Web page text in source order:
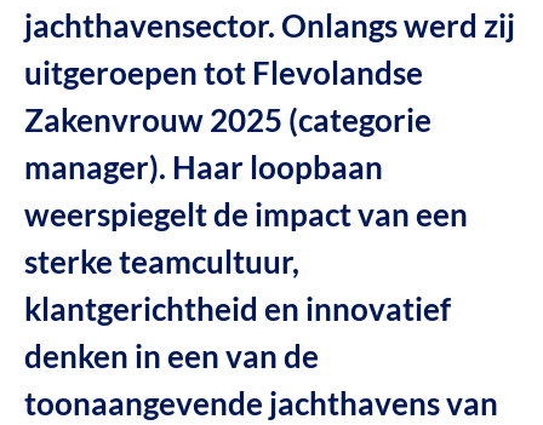
jachthavensector. Onlangs werd zij
uitgeroepen tot Flevolandse
Zakenvrouw 2025 (categorie
manager). Haar loopbaan
weerspiegelt de impact van een
sterke teamcultuur,
klantgerichtheid en innovatief
denken in een van de
toonaangevende jachthavens van